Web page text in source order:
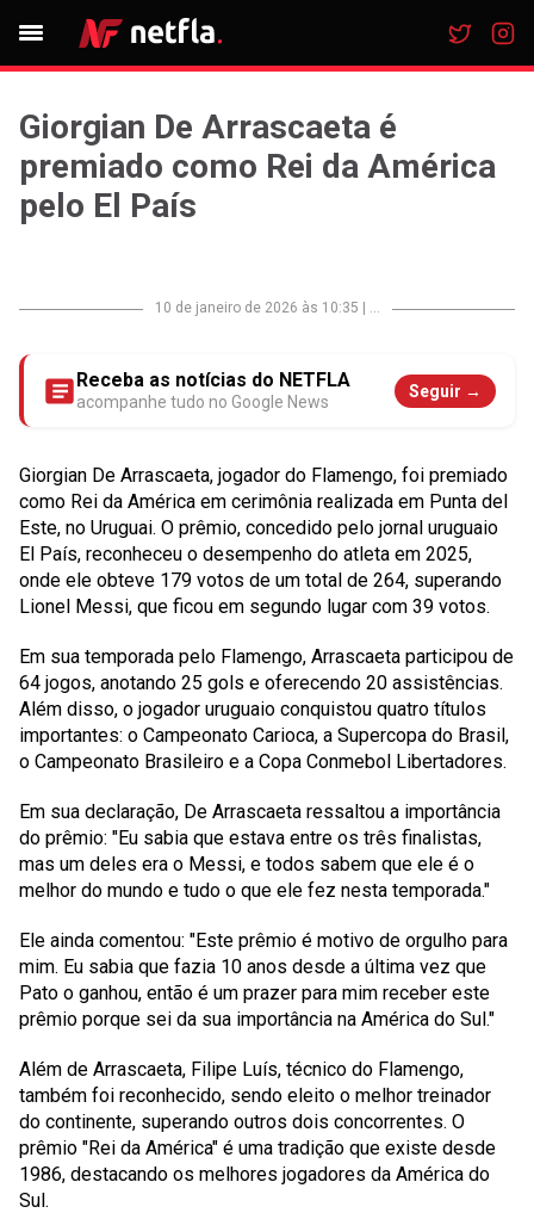
Giorgian De Arrascaeta é
premiado como Rei da América
pelo El País
10 de janeiro de 2026 às 10:35 ...
Receba as notícias do NETFLA
acompanhe tudo no Google News
Seguir →
Giorgian De Arrascaeta, jogador do Flamengo, foi premiado
como Rei da América em cerimônia realizada em Punta del
Este, no Uruguai. O prêmio, concedido pelo jornal uruguaio
El País, reconheceu o desempenho do atleta em 2025,
onde ele obteve 179 votos de um total de 264, superando
Lionel Messi, que ficou em segundo lugar com 39 votos.
Em sua temporada pelo Flamengo, Arrascaeta participou de
64 jogos, anotando 25 gols e oferecendo 20 assistências.
Além disso, o jogador uruguaio conquistou quatro títulos
importantes: o Campeonato Carioca, a Supercopa do Brasil,
o Campeonato Brasileiro e a Copa Conmebol Libertadores.
Em sua declaração, De Arrascaeta ressaltou a importância
do prêmio: "Eu sabia que estava entre os três finalistas,
mas um deles era o Messi, e todos sabem que ele é o
melhor do mundo e tudo o que ele fez nesta temporada."
Ele ainda comentou: "Este prêmio é motivo de orgulho para
mim. Eu sabia que fazia 10 anos desde a última vez que
Pato o ganhou, então é um prazer para mim receber este
prêmio porque sei da sua importância na América do Sul."
Além de Arrascaeta, Filipe Luís, técnico do Flamengo,
também foi reconhecido, sendo eleito o melhor treinador
do continente, superando outros dois concorrentes. O
prêmio "Rei da América" é uma tradição que existe desde
1986, destacando os melhores jogadores da América do
Sul.